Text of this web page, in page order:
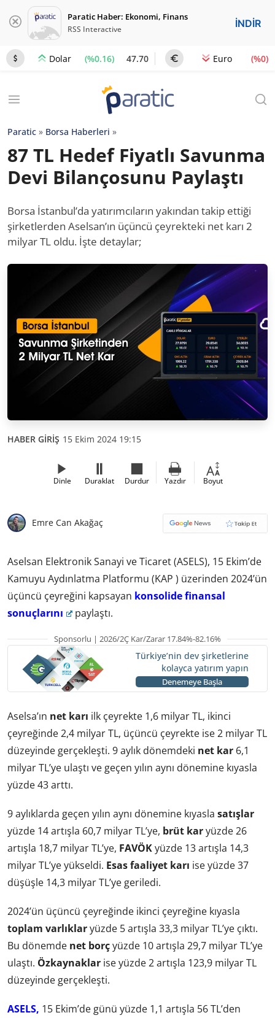
Paratic Haber: Ekonomi, Finans
RSS Interactive İNDİR
Dolar (%0.16) 47.70 Euro (%0)
Paratic » Borsa Haberleri »
87 TL Hedef Fiyatlı Savunma
Devi Bilançosunu Paylaştı
Borsa İstanbul’da yatırımcıların yakından takip ettiği
şirketlerden Aselsan’ın üçüncü çeyrekteki net karı 2
milyar TL oldu. İşte detaylar;
HABER GİRİŞ 15 Ekim 2024 19:15
Dinle Duraklat Durdur Yazdır Boyut
Emre Can Akağaç
Aselsan Elektronik Sanayi ve Ticaret (ASELS), 15 Ekim’de
Kamuyu Aydınlatma Platformu (KAP ) üzerinden 2024’ün
üçüncü çeyreğini kapsayan konsolide finansal
sonuçlarını
paylaştı.
Sponsorlu | 2026/2Ç Kar/Zarar 17.84%-82.16%
Türkiye’nin dev şirketlerine
kolayca yatırım yapın
Denemeye Başla
Aselsa’ın net karı ilk çeyrekte 1,6 milyar TL, ikinci
çeyreğinde 2,4 milyar TL, üçüncü çeyrekte ise 2 milyar TL
düzeyinde gerçekleşti. 9 aylık dönemdeki net kar 6,1
milyar TL’ye ulaştı ve geçen yılın aynı dönemine kıyasla
yüzde 43 arttı.
9 aylıklarda geçen yılın aynı dönemine kıyasla satışlar
yüzde 14 artışla 60,7 milyar TL’ye, brüt karyüzde 26
artışla 18,7 milyar TL’ye, FAVÖKyüzde 13 artışla 14,3
milyar TL’ye yükseldi. Esas faaliyet karı ise yüzde 37
düşüşle 14,3 milyar TL’ye geriledi.
2024’ün üçüncü çeyreğinde ikinci çeyreğine kıyasla
toplam varlıklaryüzde 5 artışla 33,3 milyar TL’ye çıktı.
Bu dönemde net borçyüzde 10 artışla 29,7 milyar TL’ye
ulaştı. Özkaynaklar ise yüzde 2 artışla 123,9 milyar TL
düzeyinde gerçekleşti.
ASELS, 15 Ekim’de günü yüzde 1,1 artışla 56 TL’den